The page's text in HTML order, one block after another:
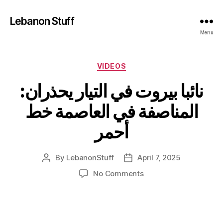
Lebanon Stuff
Menu
Categories
VIDEOS
نائبا بيروت في التيار يحذران:
المناصفة في العاصمة خط
أحمر
Post
By LebanonStuff
PostApril 7, 2025
No Commentson